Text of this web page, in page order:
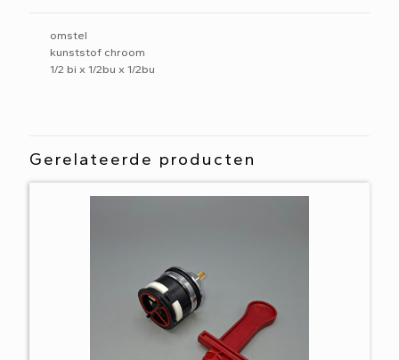
omstel
kunststof chroom
1/2 bi x 1/2bu x 1/2bu
Gerelateerde producten